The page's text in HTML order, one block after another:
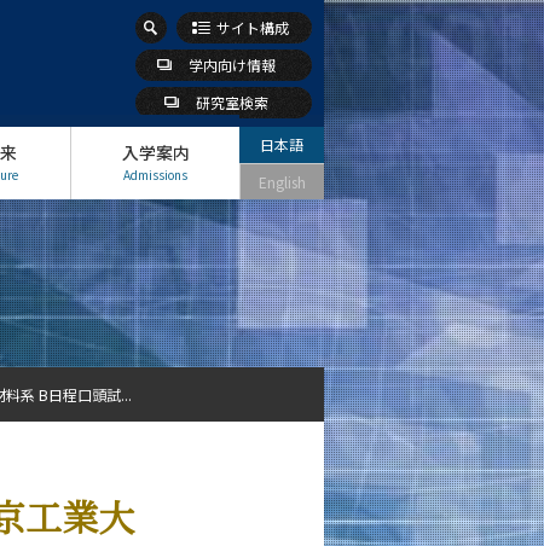
サイト構成
学内向け情報
研究室検索
入学案内
Admissions
日本語
English
工業大
系 B日程口頭試...